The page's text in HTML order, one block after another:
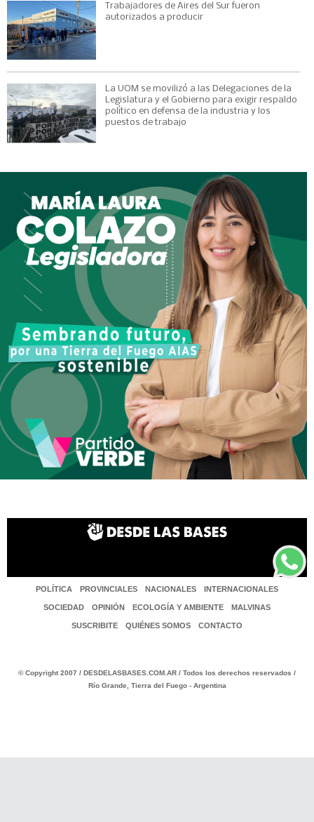
Trabajadores de Aires del Sur fueron
autorizados a producir
La UOM se movilizó a las Delegaciones de la
Legislatura y el Gobierno para exigir respaldo
político en defensa de la industria y los
puestos de trabajo
POLÍTICA PROVINCIALES NACIONALES INTERNACIONALES
SOCIEDAD OPINIÓN ECOLOGÍA Y AMBIENTE MALVINAS
SUSCRIBITE QUIÉNES SOMOS CONTACTO
© Copyright 2007 / DESDELASBASES.COM.AR / Todos los derechos reservados /
Río Grande, Tierra del Fuego - Argentina